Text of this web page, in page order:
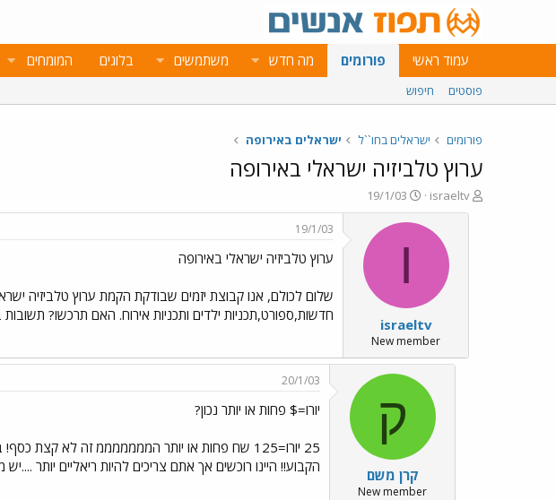
עמוד ראשי פורומים מה חדש משתמשים בלוגים המומחים
פוסטים חיפוש
פורומים ישראלים בחו``ל ישראלים באירופה
ערוץ טלביזיה ישראלי באירופה
פ
ו
israeltv
פ
ו
ר
א
ר
י
ך
19/1/03
I
israeltv
New member
19/1/03
ערוץ טלביזיה ישראלי באירופה
חדשות,ספורט,תכניות ילדים ותכניות אירוח. האם תרכשו?
ק
קרן משם
New member
20/1/03
יורו=$ פחות או יותר נכון?
25 יורו=125 שח פחות או יותר המממממממ זה לא
הקבוע!! היינו רוכשים אך אתם צריכים להיות ריאליים יותר